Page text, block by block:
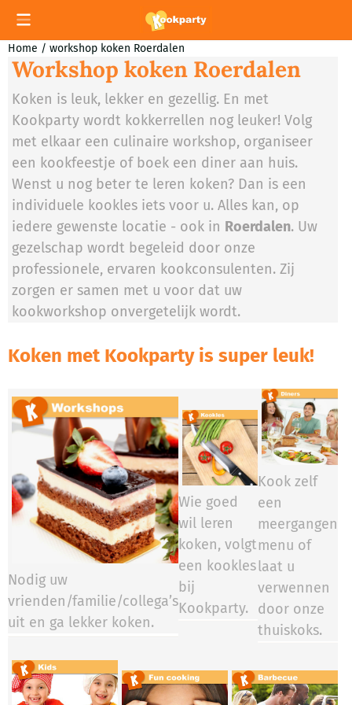
Cookievoorkeuren zijn momenteel gesloten.
Home / workshop koken Roerdalen
Workshop koken Roerdalen
Koken is leuk, lekker en gezellig. En met
Kookparty wordt kokkerrellen nog leuker! Volg
met elkaar een culinaire workshop, organiseer
een kookfeestje of boek een diner aan huis.
Wenst u nog beter te leren koken? Dan is een
individuele kookles iets voor u. Alles kan, op
iedere gewenste locatie - ook in Roerdalen. Uw
gezelschap wordt begeleid door onze
professionele, ervaren kookconsulenten. Zij
zorgen er samen met u voor dat uw
kookworkshop onvergetelijk wordt.
Koken met Kookparty is super leuk!
Nodig uw
vrienden/familie/collega’s
uit en ga lekker koken.
Wie goed
wil leren
koken, volgt
een kookles
bij
Kookparty.​​​​
Kook zelf
een
meergangen
menu of
laat u
verwennen
door onze
thuiskoks.